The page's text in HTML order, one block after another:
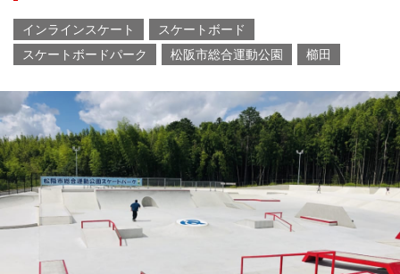
インラインスケート
スケートボード
スケートボードパーク
松阪市総合運動公園 櫛田